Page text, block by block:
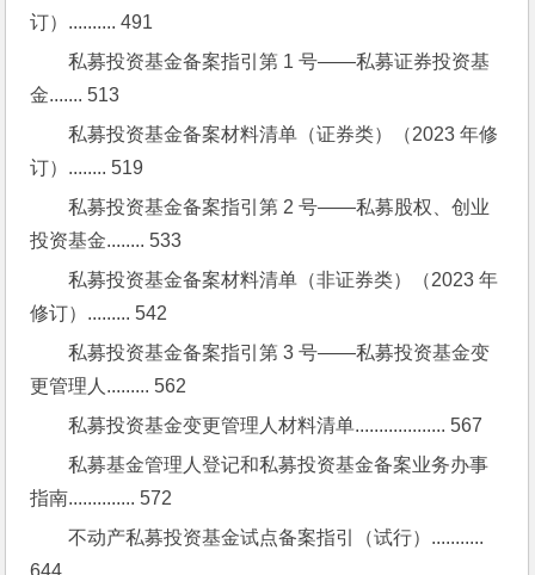
订）.......... 491
私募投资基金备案指引第 1 号——私募证券投资基
金....... 513
私募投资基金备案材料清单（证券类）（2023 年修
订）........ 519
私募投资基金备案指引第 2 号——私募股权、创业
投资基金........ 533
私募投资基金备案材料清单（非证券类）（2023 年
修订）......... 542
私募投资基金备案指引第 3 号——私募投资基金变
更管理人......... 562
私募投资基金变更管理人材料清单................... 567
私募基金管理人登记和私募投资基金备案业务办事
指南.............. 572
不动产私募投资基金试点备案指引（试行）...........
644